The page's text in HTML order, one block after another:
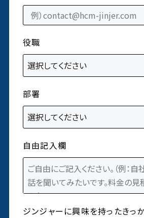
役職
部署
自由記入欄
ジンジャーに興味を持ったきっ